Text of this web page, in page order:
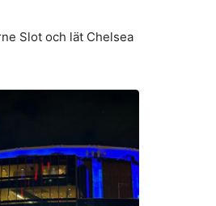
Slot och lät Chelsea